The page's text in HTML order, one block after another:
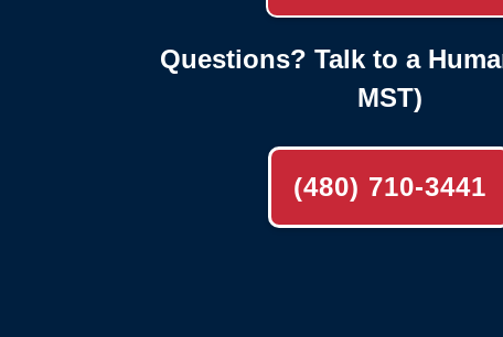
Questions? Talk to a
MST)
(480) 710-3441